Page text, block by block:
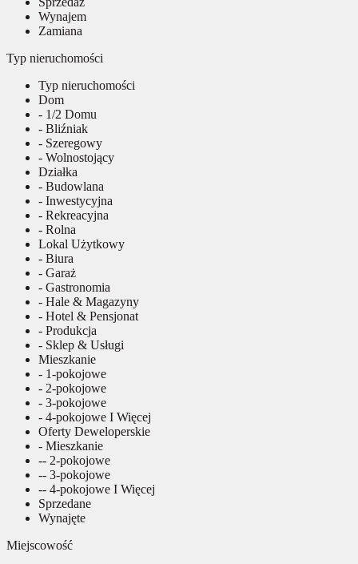
Wynajem
Zamiana
Typ nieruchomości
Typ nieruchomości
Dom
- 1/2 Domu
- Bliźniak
- Szeregowy
- Wolnostojący
Działka
- Budowlana
- Inwestycyjna
- Rekreacyjna
- Rolna
Lokal Użytkowy
- Biura
- Garaż
- Gastronomia
- Hale & Magazyny
- Hotel & Pensjonat
- Produkcja
- Sklep & Usługi
Mieszkanie
- 1-pokojowe
- 2-pokojowe
- 3-pokojowe
- 4-pokojowe I Więcej
Oferty Deweloperskie
- Mieszkanie
-- 2-pokojowe
-- 3-pokojowe
-- 4-pokojowe I Więcej
Sprzedane
Wynajęte
Miejscowość